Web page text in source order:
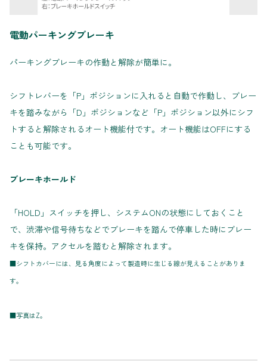
電動パーキングブレーキ
パーキングブレーキの作動と解除が簡単に。
シフトレバーを「P」ポジションに入れると自動で作動し、ブレー
キを踏みながら「D」ポジションなど「P」ポジション以外にシフ
トすると解除されるオート機能付です。オート機能はOFFにする
ことも可能です。
ブレーキホールド
「HOLD」スイッチを押し、システムONの状態にしておくこと
で、渋滞や信号待ちなどでブレーキを踏んで停車した時にブレー
キを保持。アクセルを踏むと解除されます。
■シフトカバーには、見る角度によって製造時に生じる線が見えることがありま
す。
■写真はZ。